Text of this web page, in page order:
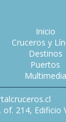
Inicio
Cruceros y
Destinos
Puertos
Multimedia
of. 214, Edificio